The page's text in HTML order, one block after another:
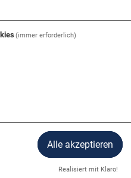
am Donauradweg
(immer erforderlich)
Alle akzeptieren
Realisiert mit Klaro!